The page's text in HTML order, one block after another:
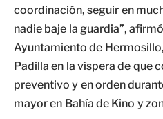
coordinación, seguir en
nadie baje la guardia”,
Ayuntamiento de
Padilla en la víspera de que
preventivo y en orden
mayor en Bahía de Kino y